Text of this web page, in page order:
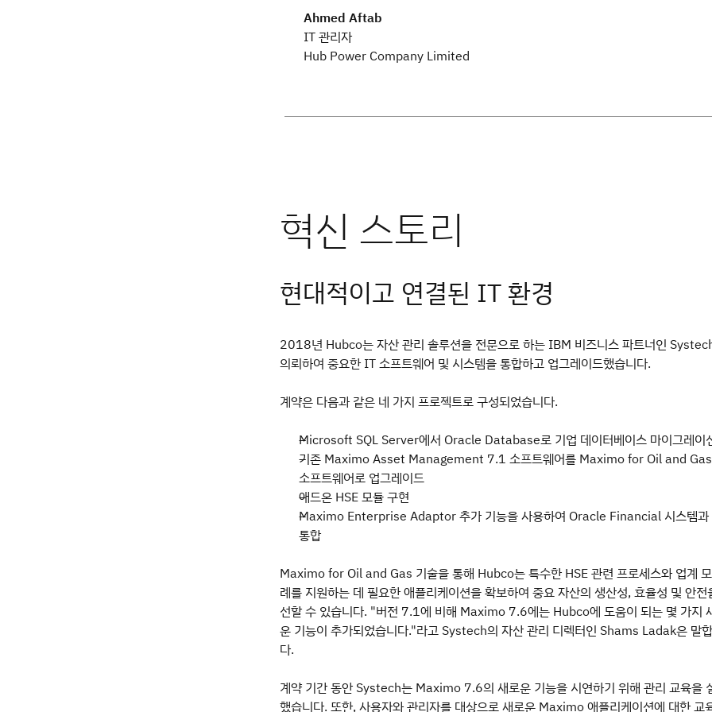
Ahmed Aftab
IT 관리자
Hub Power Company Limited
현대적이고 연결된 IT 환경
2018년 Hubco는 자산 관리 솔루션을 전문으로 하는 IBM 비즈니스 파트너인
의뢰하여 중요한 IT 소프트웨어 및 시스템을 통합하고 업그레이드했습니다.
계약은 다음과 같은 네 가지 프로젝트로 구성되었습니다.
Microsoft SQL Server에서 Oracle Database로 기업 데이터베이스 마이그레이
기존 Maximo Asset Management 7.1 소프트웨어를 Maximo for Oil and
소프트웨어로 업그레이드
애드온 HSE 모듈 구현
Maximo Enterprise Adaptor 추가 기능을 사용하여 Oracle Financial 시스템과
통합
Maximo for Oil and Gas 기술을 통해 Hubco는 특수한 HSE 관련 프로세스와 업계
례를 지원하는 데 필요한 애플리케이션을 확보하여 중요 자산의 생산성, 효율성 및 안전
선할 수 있습니다. "버전 7.1에 비해 Maximo 7.6에는 Hubco에 도움이 되는 몇 가지
운 기능이 추가되었습니다."라고 Systech의 자산 관리 디렉터인 Shams Ladak은 말
다.
계약 기간 동안 Systech는 Maximo 7.6의 새로운 기능을 시연하기 위해 관리 교육을
했습니다. 또한, 사용자와 관리자를 대상으로 새로운 Maximo 애플리케이션에 대한 교